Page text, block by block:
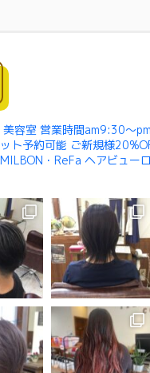
美容室 営業時間am9:30〜
ト予約可能 ご新規様
・ReFa ヘアビュー